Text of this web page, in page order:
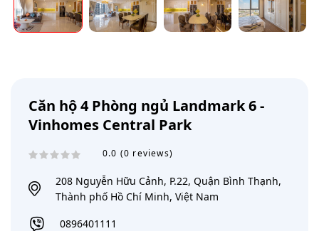
Căn hộ 4 Phòng ngủ Landmark 6 -
Vinhomes Central Park
0.0 (0 reviews)
208 Nguyễn Hữu Cảnh, P.22, Quận Bình Thạnh,
Thành phố Hồ Chí Minh, Việt Nam
0896401111